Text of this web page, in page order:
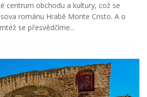
centrum obchodu a kultury, což se
románu Hrabě Monte Cristo. A o
se přesvědčíme...